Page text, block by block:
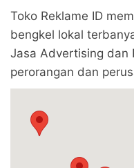
Toko Reklame ID
bengkel lokal
Jasa Advertising dan
perorangan dan